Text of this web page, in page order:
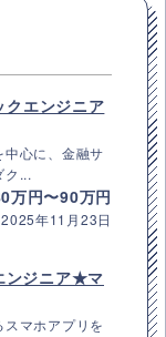
エンジニア
心に、金融サ
ク...
万円〜90万円
2025年11月23日
ンジニア★マ
マホアプリを